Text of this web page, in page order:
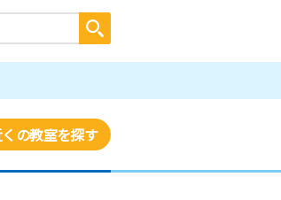
の教室を探す